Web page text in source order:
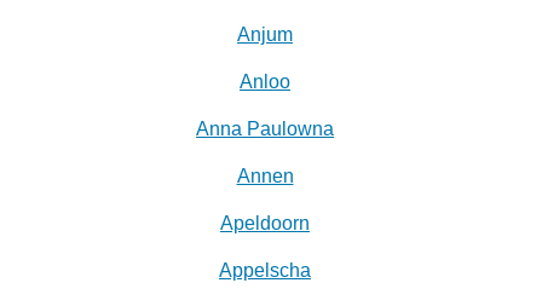
Anjum
Anloo
Anna Paulowna
Annen
Apeldoorn
Appelscha